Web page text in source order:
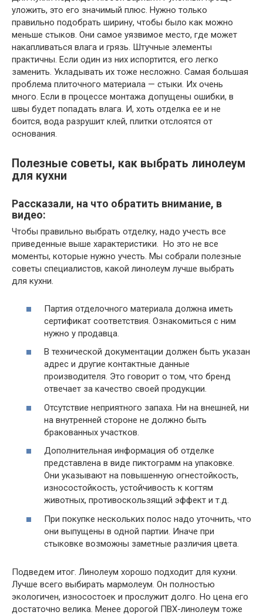
уложить, это его значимый плюс. Нужно только
правильно подобрать ширину, чтобы было как можно
меньше стыков. Они самое уязвимое место, где может
накапливаться влага и грязь. Штучные элементы
практичны. Если один из них испортится, его легко
заменить. Укладывать их тоже несложно. Самая большая
проблема плиточного материала — стыки. Их очень
много. Если в процессе монтажа допущены ошибки, в
швы будет попадать влага. И, хоть отделка ее и не
боится, вода разрушит клей, плитки отслоятся от
основания.
Полезные советы, как выбрать линолеум
для кухни
Рассказали, на что обратить внимание, в
видео:
Чтобы правильно выбрать отделку, надо учесть все
приведенные выше характеристики. Но это не все
моменты, которые нужно учесть. Мы собрали полезные
советы специалистов, какой линолеум лучше выбрать
для кухни.
Партия отделочного материала должна иметь
сертификат соответствия. Ознакомиться с ним
нужно у продавца.
В технической документации должен быть указан
адрес и другие контактные данные
производителя. Это говорит о том, что бренд
отвечает за качество своей продукции.
Отсутствие неприятного запаха. Ни на внешней, ни
на внутренней стороне не должно быть
бракованных участков.
Дополнительная информация об отделке
представлена в виде пиктограмм на упаковке.
Они указывают на повышенную огнестойкость,
износостойкость, устойчивость к когтям
животных, противоскользящий эффект и т.д.
При покупке нескольких полос надо уточнить, что
они выпущены в одной партии. Иначе при
стыковке возможны заметные различия цвета.
Подведем итог. Линолеум хорошо подходит для кухни.
Лучше всего выбирать мармолеум. Он полностью
экологичен, износостоек и прослужит долго. Но цена его
достаточно велика. Менее дорогой ПВХ-линолеум тоже